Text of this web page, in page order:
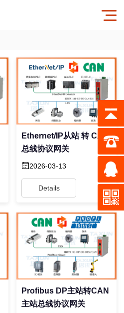
Ethernet/IP从站 转 CAN
总线协议网关
2026-03-13
Details
Profibus DP主站转CAN
主站总线协议网关